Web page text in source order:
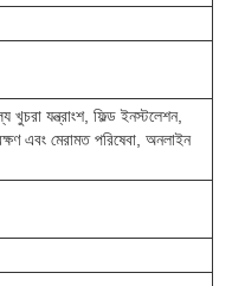
যন্ত্রাংশ, ফিল্ড ইনস্টলেশন,
এবং মেরামত পরিষেবা, অনলাইন